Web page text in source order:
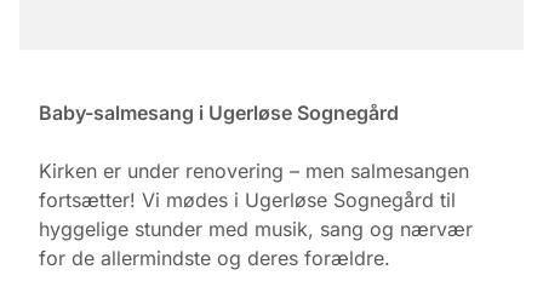
Baby-salmesang i Ugerløse Sognegård
Kirken er under renovering – men salmesangen
fortsætter! Vi mødes i Ugerløse Sognegård til
hyggelige stunder med musik, sang og nærvær
for de allermindste og deres forældre.